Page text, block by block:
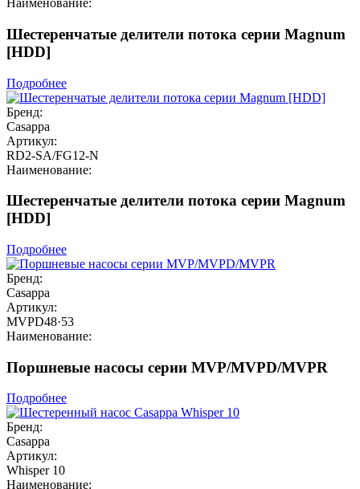
Наименование:
Шестеренчатые делители потока серии Magnum
[HDD]
Подробнее
Бренд:
Casappa
Артикул:
RD2-SA/FG12-N
Наименование:
Шестеренчатые делители потока серии Magnum
[HDD]
Подробнее
Бренд:
Casappa
Артикул:
MVPD48·53
Наименование:
Поршневые насосы серии MVP/MVPD/MVPR
Подробнее
Бренд:
Casappa
Артикул:
Whisper 10
Наименование: